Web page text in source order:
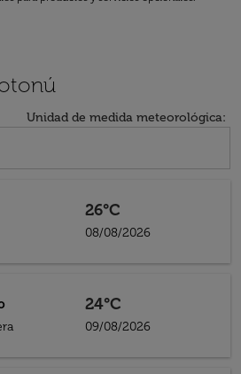
Unidad de medida meteorológica:
26°C
08/08/2026
24°C
09/08/2026